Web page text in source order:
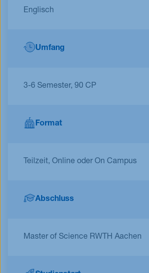
Englisch
Umfang
3-6 Semester, 90 CP
Format
Teilzeit, Online oder On Campus
Abschluss
Master of Science RWTH Aachen